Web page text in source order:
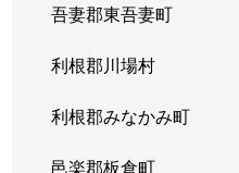
吾妻郡東吾妻町
利根郡川場村
利根郡みなかみ町
邑楽郡板倉町